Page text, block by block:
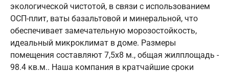
экологической чистотой, в связи с использованием
ОСП-плит, ваты базальтовой и минеральной, что
обеспечивает замечательную морозостойкость,
идеальный микроклимат в доме. Размеры
помещения составляют 7,5х8 м., общая жилплощадь -
98.4 кв.м.. Наша компания в кратчайшие сроки